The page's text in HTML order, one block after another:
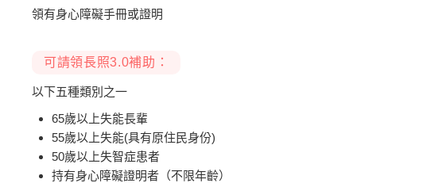
領有身心障礙手冊或證明
可請領長照3.0補助：
以下五種類別之一
65歲以上失能長輩
55歲以上失能(具有原住民身份)
50歲以上失智症患者
持有身心障礙證明者（不限年齡）